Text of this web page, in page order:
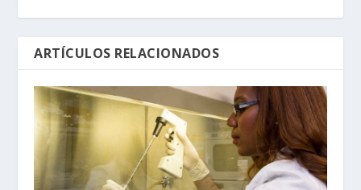
ARTÍCULOS RELACIONADOS